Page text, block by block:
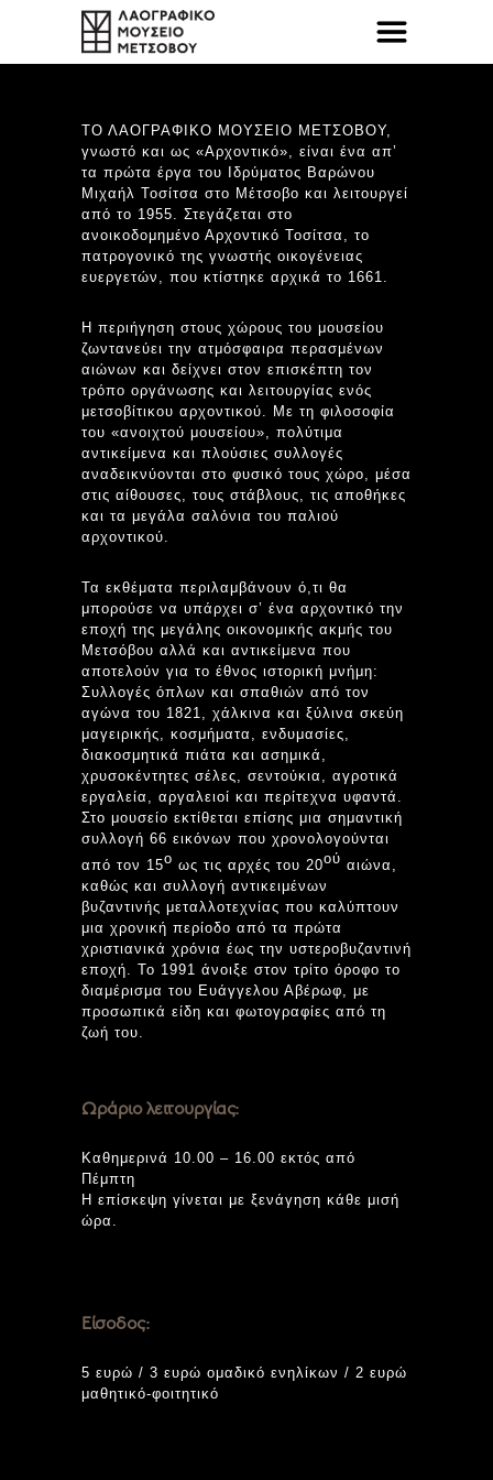
ΤΟ ΛΑΟΓΡΑΦΙΚΟ ΜΟΥΣΕΙΟ ΜΕΤΣΟΒΟΥ,
γνωστό και ως «Αρχοντικό», είναι ένα απ’
τα πρώτα έργα του Ιδρύματος Βαρώνου
Μιχαήλ Τοσίτσα στο Μέτσοβο και λειτουργεί
από το 1955. Στεγάζεται στο
ανοικοδομημένο Αρχοντικό Τοσίτσα, το
πατρογονικό της γνωστής οικογένειας
ευεργετών, που κτίστηκε αρχικά το 1661.
Η περιήγηση στους χώρους του μουσείου
ζωντανεύει την ατμόσφαιρα περασμένων
αιώνων και δείχνει στον επισκέπτη τον
τρόπο οργάνωσης και λειτουργίας ενός
μετσοβίτικου αρχοντικού. Με τη φιλοσοφία
του «ανοιχτού μουσείου», πολύτιμα
αντικείμενα και πλούσιες συλλογές
αναδεικνύονται στο φυσικό τους χώρο, μέσα
στις αίθουσες, τους στάβλους, τις αποθήκες
και τα μεγάλα σαλόνια του παλιού
αρχοντικού.
Τα εκθέματα περιλαμβάνουν ό,τι θα
μπορούσε να υπάρχει σ’ ένα αρχοντικό την
εποχή της μεγάλης οικονομικής ακμής του
Μετσόβου αλλά και αντικείμενα που
αποτελούν για το έθνος ιστορική μνήμη:
Συλλογές όπλων και σπαθιών από τον
αγώνα του 1821, χάλκινα και ξύλινα σκεύη
μαγειρικής, κοσμήματα, ενδυμασίες,
διακοσμητικά πιάτα και ασημικά,
χρυσοκέντητες σέλες, σεντούκια, αγροτικά
εργαλεία, αργαλειοί και περίτεχνα υφαντά.
Στο μουσείο εκτίθεται επίσης μια σημαντική
συλλογή 66 εικόνων που χρονολογούνται
από τον 15ο ως τις αρχές του 20ού αιώνα,
καθώς και συλλογή αντικειμένων
βυζαντινής μεταλλοτεχνίας που καλύπτουν
μια χρονική περίοδο από τα πρώτα
χριστιανικά χρόνια έως την υστεροβυζαντινή
εποχή. Το 1991 άνοιξε στον τρίτο όροφο το
διαμέρισμα του Ευάγγελου Αβέρωφ, με
προσωπικά είδη και φωτογραφίες από τη
ζωή του.
Ωράριο λειτουργίας:
Καθημερινά 10.00 – 16.00 εκτός από
Πέμπτη
Η επίσκεψη γίνεται με ξενάγηση κάθε μισή
ώρα.
Είσοδος:
5 ευρώ / 3 ευρώ ομαδικό ενηλίκων / 2 ευρώ
μαθητικό-φοιτητικό